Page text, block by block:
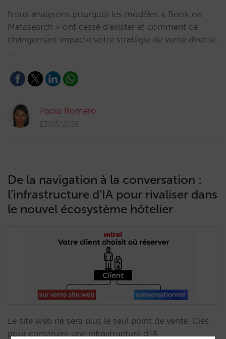
Nous analysons pourquoi les modèles « Book on
Metasearch » ont cessé d'exister et comment ce
changement impacte votre stratégie de vente directe.
…
Paola Romero
13/05/2026
De la navigation à la conversation :
l’infrastructure d’IA pour rivaliser dans
le nouvel écosystème hôtelier
Le site web ne sera plus le seul point de vente. Clés
pour construire une infrastructure d'IA